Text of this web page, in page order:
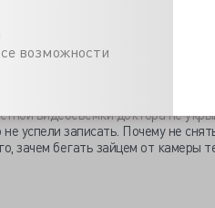
возможности
Отнюдь, сфера услуг,
всё равно услуги. Это
сектора здравоохранения от
с которым говорят по-
творил, тоже уважительно.
видеосъёмки доктора не
успели записать. Почему не
зачем бегать зайцем от камеры